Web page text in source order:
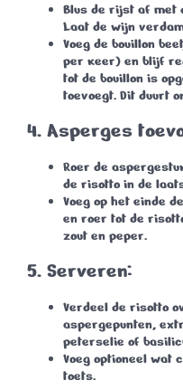
Blus de rijst af met
Laat de wijn
Voeg de bouillon
per keer) en blijf
tot de bouillon is
toevoegt. Dit duurt
4. Asperges
Roer de
de risotto in de
Voeg op het einde
en roer tot de
zout en peper.
5. Serveren:
Verdeel de risotto
aspergepunten,
peterselie of
Voeg optioneel
toets.